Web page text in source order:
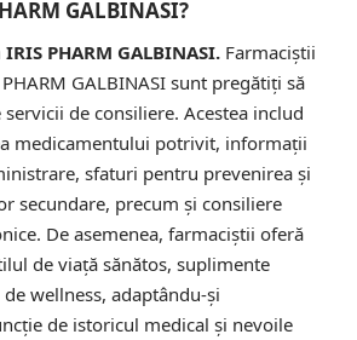
GALBINASI?
PHARM GALBINASI. Farmaciștii
GALBINASI sunt pregătiți să
de consiliere. Acestea includ
medicamentului potrivit, informații
sfaturi pentru prevenirea și
secundare, precum și consiliere
De asemenea, farmaciștii oferă
de viață sănătos, suplimente
wellness, adaptându-și
de istoricul medical și nevoile